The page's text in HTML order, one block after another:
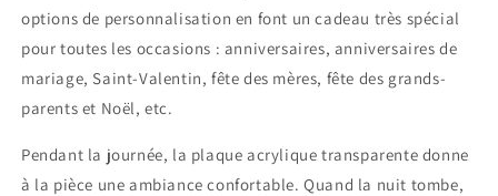
options de personnalisation en font un cadeau très spécial
pour toutes les occasions : anniversaires, anniversaires de
mariage, Saint-Valentin, fête des mères, fête des grands-
parents et Noël, etc.
Pendant la journée, la plaque acrylique transparente donne
à la pièce une ambiance confortable. Quand la nuit tombe,